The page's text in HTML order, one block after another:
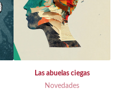
Las abuelas ciegas
Novedades